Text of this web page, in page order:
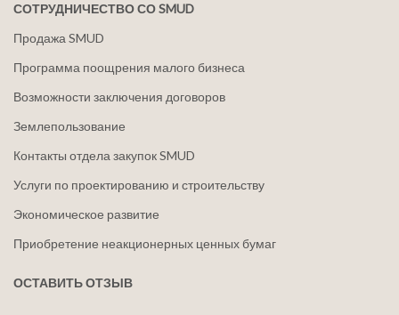
СОТРУДНИЧЕСТВО СО SMUD
Продажа SMUD
Программа поощрения малого бизнеса
Возможности заключения договоров
Землепользование
Контакты отдела закупок SMUD
Услуги по проектированию и строительству
Экономическое развитие
Приобретение неакционерных ценных бумаг
ОСТАВИТЬ ОТЗЫВ